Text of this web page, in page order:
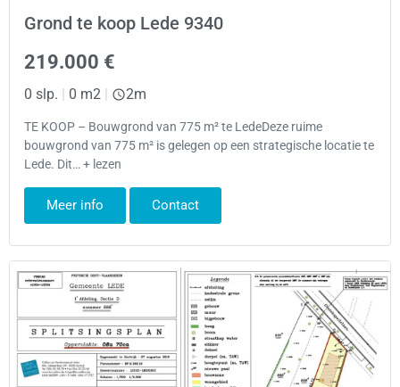
Grond te koop Lede 9340
219.000 €
0 slp. | 0 m2 | 2m
TE KOOP – Bouwgrond van 775 m² te LedeDeze ruime
bouwgrond van 775 m² is gelegen op een strategische locatie te
Lede. Dit… + lezen
Meer info Contact